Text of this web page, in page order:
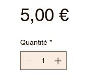
5,00 €Prix
Quantité *